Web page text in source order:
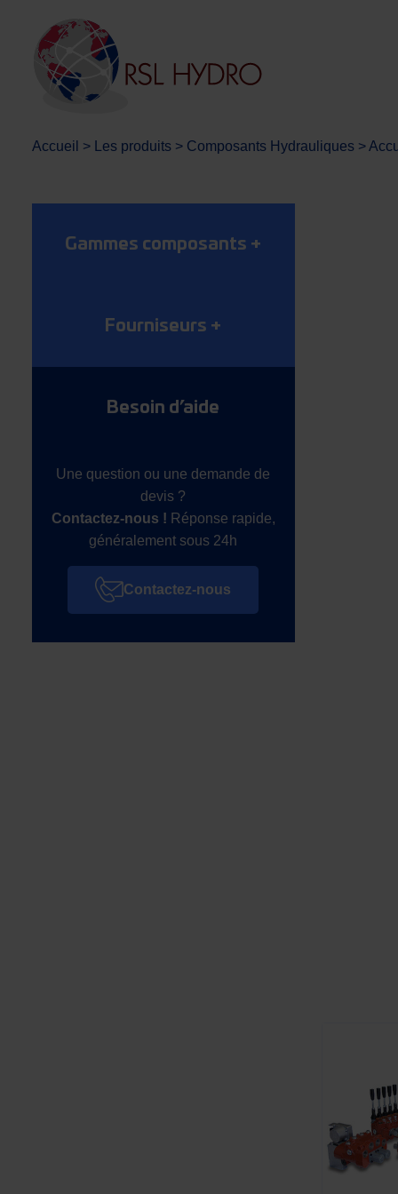
Accueil > Les produits > Composants Hydrauliques >
Gammes composants +
Fourniseurs +
Besoin d’aide
Une question ou une demande de
devis ?
Contactez-nous ! Réponse rapide,
généralement sous 24h
Contactez-nous